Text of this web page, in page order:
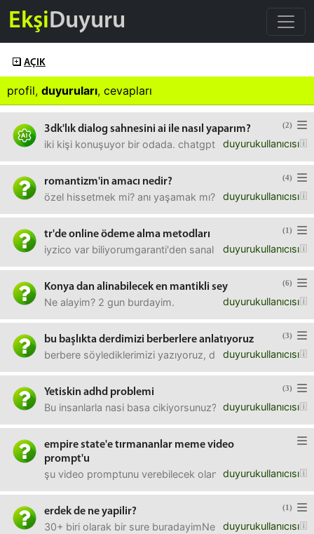
EkşiDuyuru
AÇIK
profil, duyuruları, cevapları
(2)
3dk'lık dialog sahnesini ai ile nasıl yaparım?
duyurukullanıcısı
iki kişi konuşuyor bir odada. chatgpt'ye yazdırdım ama
(4)
romantizm'in amacı nedir?
duyurukullanıcısı
özel hissetmek mi? anı yaşamak mı? bi an için
(1)
tr'de online ödeme alma metodları
duyurukullanıcısı
iyzico var biliyorumgaranti'den sanal pos isterim 10.000
(6)
Konya dan alinabilecek en mantikli sey
duyurukullanıcısı
Ne alayim? 2 gun burdayim.
(3)
bu başlıkta derdimizi berberlere anlatıyoruz
duyurukullanıcısı
berbere söylediklerimizi yazıyoruz, diğer duyurucular
(3)
Yetiskin adhd problemi
duyurukullanıcısı
Bu insanlarla nasi basa cikiyorsunuz? Ne laf dinliyorlar
empire state'e tırmananlar meme video
prompt'u
duyurukullanıcısı
şu video promptunu verebilecek olan var mı kendi
(1)
erdek de ne yapilir?
duyurukullanıcısı
30+ biri olarak bir sure buradayimNe yapabilirim?